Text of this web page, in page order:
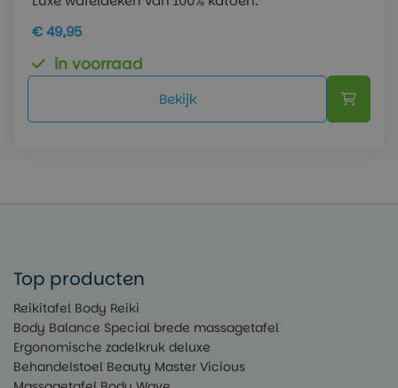
€ 49,95
in voorraad
Bekijk
Top producten
Reikitafel Body Reiki
Body Balance Special brede massagetafel
Ergonomische zadelkruk deluxe
Behandelstoel Beauty Master Vicious